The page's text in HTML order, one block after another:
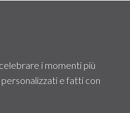
i momenti più
e fatti con